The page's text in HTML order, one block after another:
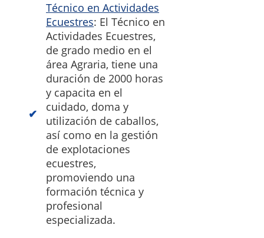
Técnico en Actividades
Ecuestres: El Técnico en
Actividades Ecuestres,
de grado medio en el
área Agraria, tiene una
duración de 2000 horas
y capacita en el
cuidado, doma y
utilización de caballos,
así como en la gestión
de explotaciones
ecuestres,
promoviendo una
formación técnica y
profesional
especializada.